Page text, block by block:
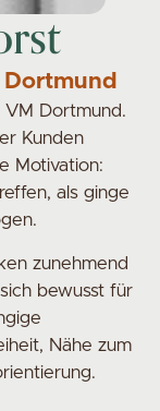
VM Dortmund.
Kunden
Motivation:
als ginge
zunehmend
bewusst für
Nähe zum